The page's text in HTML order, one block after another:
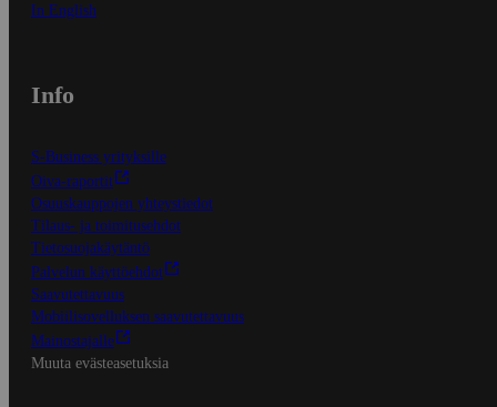
In English
Info
S-Business yrityksille
Oiva-raportit
Osuuskauppojen yhteystiedot
Tilaus- ja toimitusehdot
Tietosuojakäytäntö
Palvelun käyttöehdot
Saavutettavuus
Mobiilisovelluksen saavutettavuus
Mainostajalle
Muuta evästeasetuksia